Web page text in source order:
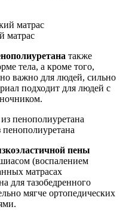
матрас
также
тела, а кроме того,
важно для людей, сильно
подходит для людей с
пены
(воспалением
матрасах
для тазобедренного
мягче ортопедических